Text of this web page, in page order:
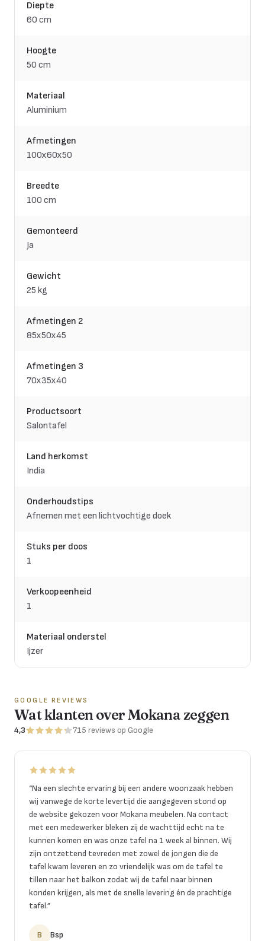
Diepte
60 cm
Hoogte
50 cm
Materiaal
Aluminium
Afmetingen
100x60x50
Breedte
100 cm
Gemonteerd
Ja
Gewicht
25 kg
Afmetingen 2
85x50x45
Afmetingen 3
70x35x40
Productsoort
Salontafel
Land herkomst
India
Onderhoudstips
Afnemen met een lichtvochtige doek
Stuks per doos
1
Verkoopeenheid
1
Materiaal onderstel
Ijzer
GOOGLE REVIEWS
Wat klanten over Mokana zeggen
4,3 715 reviews op Google
“Na een slechte ervaring bij een andere woonzaak hebben
wij vanwege de korte levertijd die aangegeven stond op
de website gekozen voor Mokana meubelen. Na contact
met een medewerker bleken zij de wachttijd echt na te
kunnen komen en was onze tafel na 1 week al binnen. Wij
zijn ontzettend tevreden met zowel de jongen die de
tafel kwam leveren en zo vriendelijk was om de tafel te
tillen naar het balkon zodat wij de tafel naar binnen
konden krijgen, als met de snelle levering én de prachtige
tafel.”
B Bsp